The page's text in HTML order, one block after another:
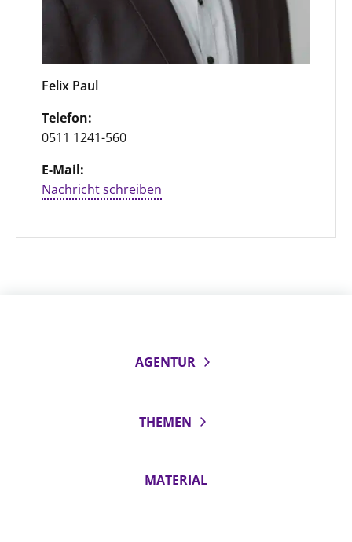
Felix Paul
Telefon:
0511 1241-560
E-Mail:
Nachricht schreiben
AGENTUR
THEMEN
MATERIAL